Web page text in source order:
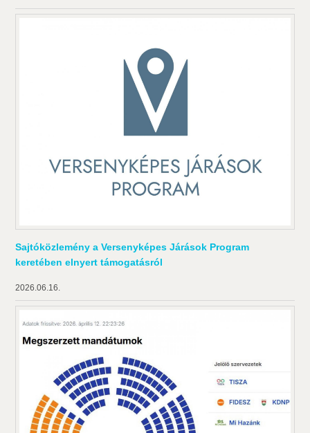
Sajtóközlemény a Versenyképes Járások Program
keretében elnyert támogatásról
2026.06.16.